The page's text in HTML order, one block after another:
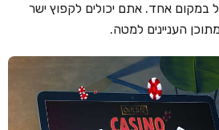
במקום אחד. אתם יכולים לקפוץ ישר
העניינים למטה.